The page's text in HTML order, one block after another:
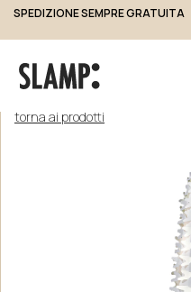
SPEDIZIONE SEMPRE GRATUITA
Cerca
torna ai prodotti